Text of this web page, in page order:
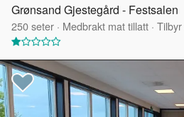
Grønsand Gjestegård - Festsalen
250seter · Medbrakt mat tillatt ·